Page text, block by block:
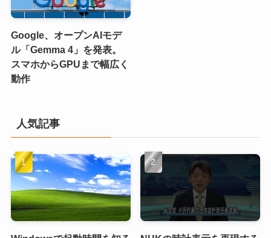
Google、オープンAIモデ
ル「Gemma 4」を発表。
スマホからGPUまで幅広く
動作
人気記事